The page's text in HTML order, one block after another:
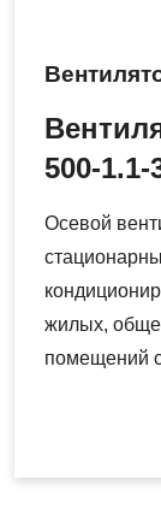
500-1.1-
Осевой
жилых,
помещений